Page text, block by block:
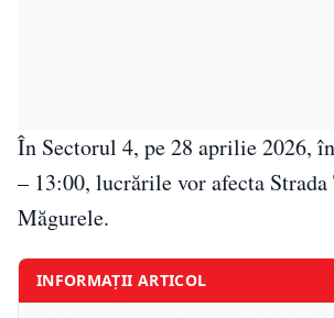
În Sectorul 4, pe 28 aprilie 2026,
– 13:00, lucrările vor afecta Strada
Măgurele.
INFORMAȚII ARTICOL